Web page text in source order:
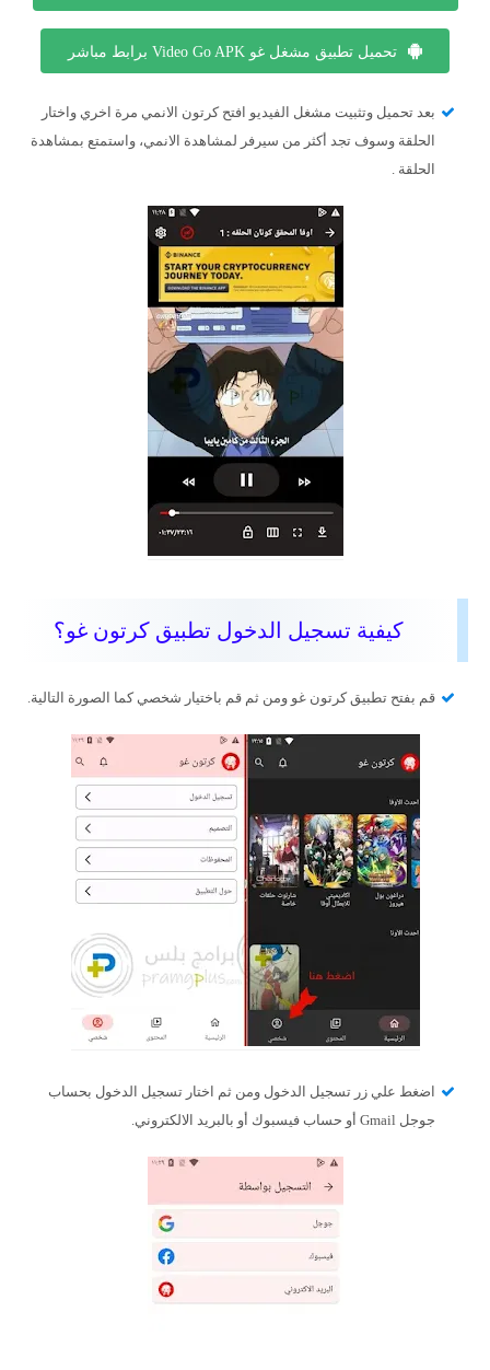
تحميل تطبيق مشغل غو Video Go APK برابط مباشر
بعد تحميل وتثبيت مشغل الفيديو افتح كرتون الانمي مرة اخري واختار
الحلقة وسوف تجد أكثر من سيرفر لمشاهدة الانمي، واستمتع بمشاهدة
الحلقة .
كيفية تسجيل الدخول تطبيق كرتون غو؟
قم بفتح تطبيق كرتون غو ومن ثم قم باختيار شخصي كما الصورة التالية.
اضغط علي زر تسجيل الدخول ومن ثم اختار تسجيل الدخول بحساب
جوجل Gmail أو حساب فيسبوك أو بالبريد الالكتروني.